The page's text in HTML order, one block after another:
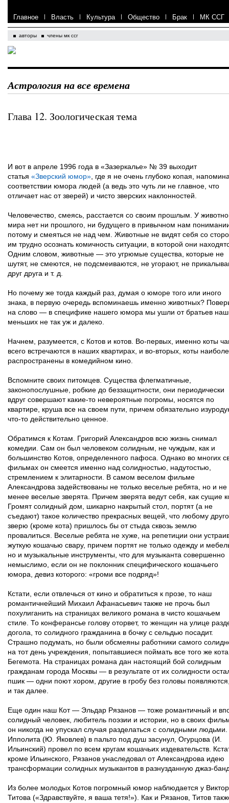
Главное | Власть | Культура | Общество | Брак | МК ССГ
авторы члены мк ссг
Астрология на все времена
Глава 12. Зоологическая тема
И вот в апреле 1996 года в «Зазеркалье» № 39 выходит
статья «Зверский юмор», где я не очень глубоко копая,
соответствии юмора людей (а ведь это чуть ли не главное, что
отличает нас от зверей) и чисто зверских наклонностей.
Человечество, смеясь, расстается со своим прошлым. У
мира нет ни прошлого, ни будущего в привычном нам
потому и смеяться не над чем. Животные не видят себя со
им трудно осознать комичность ситуации, в которой они
Одним словом, животные — это угрюмые существа, которые не
шутят, не смеются, не подсмеиваются, не угорают, не
друг друга и т. д.
Но почему же тогда каждый раз, думая о юморе того или иного
знака, в первую очередь вспоминаешь именно животных?
на слово — в специфике нашего юмора мы ушли от братьев
меньших не так уж и далеко.
Начнем, разумеется, с Котов и котов. Во-первых, именно коты
всего встречаются в наших квартирах, и во-вторых, коты
распространены в комедийном кино.
Вспомните своих питомцев. Существа флегматичные,
законопослушные, робкие до беззащитности, они периодически
вдруг совершают какие-то невероятные погромы, носятся по
квартире, круша все на своем пути, причем обязательно
что-то действительно ценное.
Обратимся к Котам. Григорий Александров всю жизнь снимал
комедии. Сам он был человеком солидным, не чуждым, как и
большинство Котов, определенного пафоса. Однако во многих
фильмах он смеется именно над солидностью, надутостью,
стремлением к элитарности. В самом веселом фильме
Александрова задействованы не только веселые ребята, но и не
менее веселые зверята. Причем зверята ведут себя, как сущие
Громят солидный дом, шикарно накрытый стол, портят (а не
съедают) такое количество прекрасных вещей, что любому
зверю (кроме кота) пришлось бы от стыда сквозь землю
провалиться. Веселые ребята не хуже, на репетиции они
жуткую кошачью свару, причем портят не только одежду и
но и музыкальные инструменты, что для музыканта совершенно
немыслимо, если он не поклонник специфического кошачьего
юмора, девиз которого: «громи все подряд»!
Кстати, если отвлечься от кино и обратиться к прозе, то наш
романтичнейший Михаил Афанасьевич также не прочь был
похулиганить на страницах великого романа в чисто кошачьем
стиле. То конферансье голову оторвет, то женщин на улице
догола, то солидного гражданина в бочку с сельдью посадит.
Страшно подумать, но были обсмеяны работники самого
на тот день учреждения, попытавшиеся поймать все того же кота
Бегемота. На страницах романа дан настоящий бой солидным
гражданам города Москвы — в результате от их солидности
пшик — одни поют хором, другие в гробу без головы
и так далее.
Еще один наш Кот — Эльдар Рязанов — тоже романтичный и
солидный человек, любитель поэзии и истории, но в своих
он никогда не упускал случая разделаться с солидными людьми.
Ипполита (Ю. Яковлев) в пальто под душ засунул, Огурцова (И.
Ильинский) провел по всем кругам кошачьих издевательств.
кроме Ильинского, Рязанов унаследовал от Александрова идею
трансформации солидных музыкантов в разнузданную джаз-
Из более молодых Котов погромный юмор наблюдается у
Титова («Здравствуйте, я ваша тетя!»). Как и Рязанов, Титов